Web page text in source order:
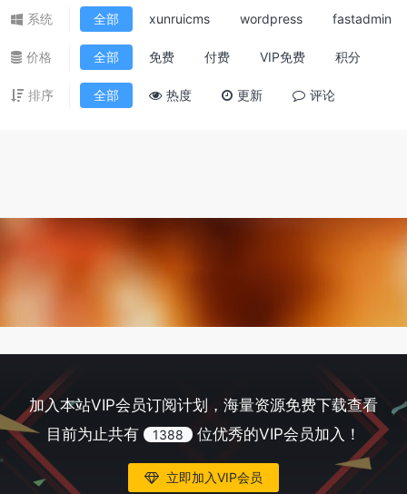
系统 全部 xunruicms wordpress fastadmin
价格 全部 免费 付费 VIP免费 积分
排序 全部 热度 更新 评论
加入本站VIP会员订阅计划，海量资源免费下载查看
目前为止共有
1388 位优秀的VIP会员加入！
立即加入VIP会员